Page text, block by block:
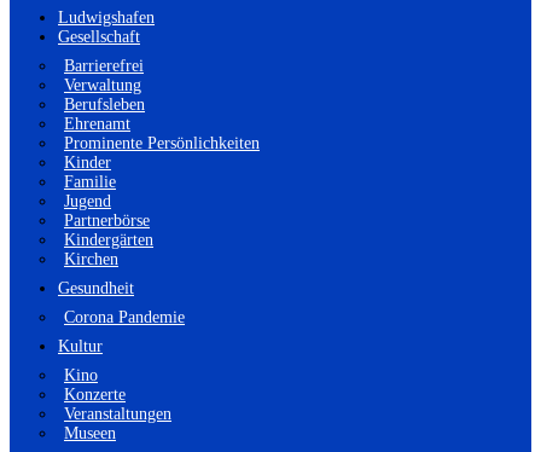
Ludwigshafen
Gesellschaft
Barrierefrei
Verwaltung
Berufsleben
Ehrenamt
Prominente Persönlichkeiten
Kinder
Familie
Jugend
Partnerbörse
Kindergärten
Kirchen
Gesundheit
Corona Pandemie
Kultur
Kino
Konzerte
Veranstaltungen
Museen